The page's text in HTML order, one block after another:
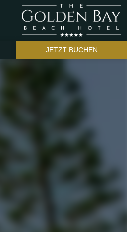
JETZT BUCHEN